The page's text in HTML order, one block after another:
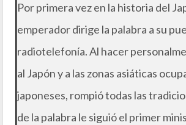
Por primera vez en la historia del
emperador dirige la palabra a su
radiotelefonía. Al hacer
al Japón y a las zonas asiáticas
japoneses, rompió todas las
de la palabra le siguió el primer